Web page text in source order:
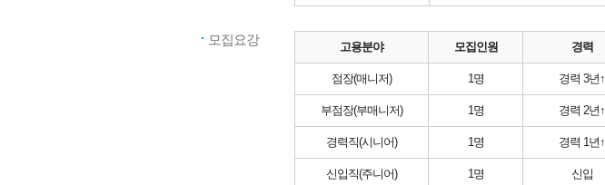
모집요강 고용분야 모집인원 경력
점장(매니저) 1명 경력 3년↑
부점장(부매니저) 1명 경력 2년↑
경력직(시니어) 1명 경력 1년↑
신입직(주니어) 1명 신입